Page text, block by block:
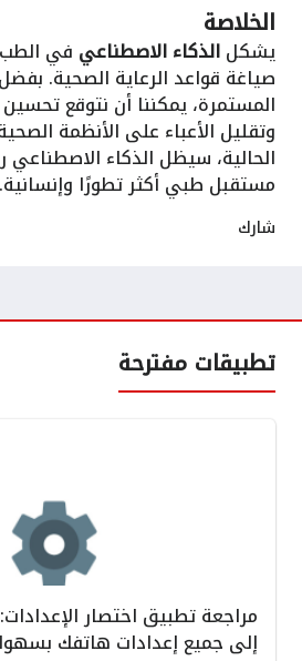
الخلاصة
يشكلالذكاء الاصطناعي في الطب
صياغة قواعد الرعاية الصحية. بفضل
المستمرة، يمكننا أن نتوقع
وتقليل الأعباء على الأنظمة
الحالية، سيظل الذكاء الاصطناعي
مستقبل طبي أكثر تطورًا وإنسانية.
شارك
تطبيقات مفترحة
مراجعة تطبيق اختصار
إلى جميع إعدادات هاتفك